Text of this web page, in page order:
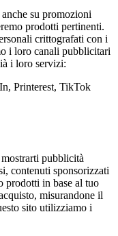
su promozioni
prodotti pertinenti.
crittografati con i
i loro canali pubblicitari
i loro servizi:
Printerest, TikTok
pubblicità
contenuti sponsorizzati
prodotti in base al tuo
misurandone il
sito utilizziamo i